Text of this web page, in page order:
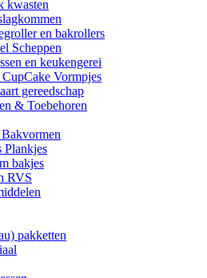
kwasten
en bakrollers
Scheppen
en keukengerei
Vormpjes
gereedschap
& Toebehoren
Plankjes
bakjes
RVS
pakketten